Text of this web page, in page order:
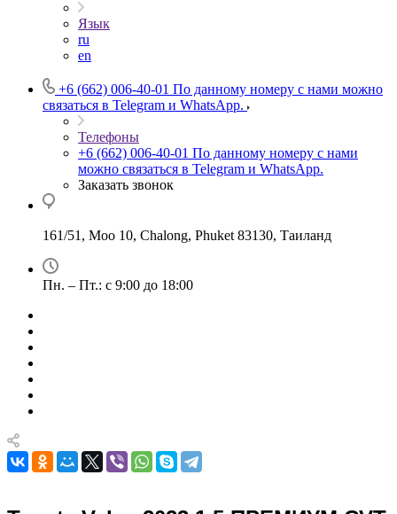
Язык
ru
en
+6 (662) 006-40-01 По данному номеру с нами можно
связаться в Telegram и WhatsApp.
Телефоны
+6 (662) 006-40-01 По данному номеру с нами
можно связаться в Telegram и WhatsApp.
Заказать звонок
161/51, Moo 10, Chalong, Phuket 83130, Таиланд
Пн. – Пт.: с 9:00 до 18:00